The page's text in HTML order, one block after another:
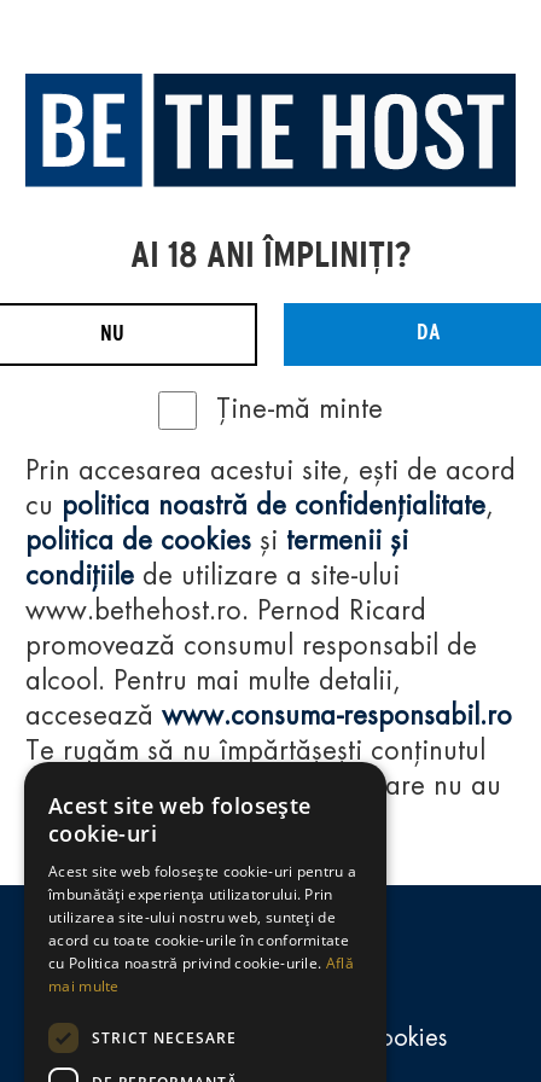
Regulamente
consumă-responsabil.ro
Politica de confidențialitate și cookies
AI 18 ANI ÎMPLINIȚI?
NU DA
Ține-mă minte
Prin accesarea acestui site, ești de acord
cu politica noastră de confidențialitate,
politica de cookies și termenii și
condițiile de utilizare a site-ului
www.bethehost.ro. Pernod Ricard
promovează consumul responsabil de
alcool. Pentru mai multe detalii,
accesează www.consuma-responsabil.ro
Te rugăm să nu împărtășești conținutul
acestui website cu persoane care nu au
împlinit vârsta de 18 ani.
Acest site web folosește
cookie-uri
Acest site web folosește cookie-uri pentru a
îmbunătăți experiența utilizatorului. Prin
utilizarea site-ului nostru web, sunteți de
acord cu toate cookie-urile în conformitate
cu Politica noastră privind cookie-urile. Află
mai multe
STRICT NECESARE